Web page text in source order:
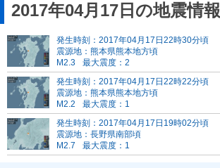
2017年04月17日の地震情報
発生時刻：2017年04月17日22時30分頃
震源地：熊本県熊本地方頃
M2.3
最大震度：2
発生時刻：2017年04月17日22時22分頃
震源地：熊本県熊本地方頃
M2.2
最大震度：1
発生時刻：2017年04月17日19時02分頃
震源地：長野県南部頃
M2.7
最大震度：1